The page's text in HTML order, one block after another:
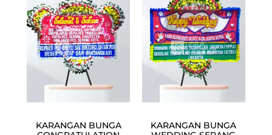
KARANGAN BUNGA
KARANGAN BUNGA